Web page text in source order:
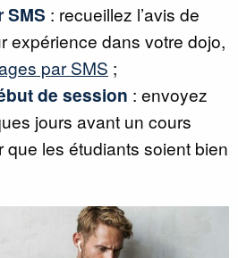
SMS : recueillez l’avis de
expérience dans votre dojo,
par SMS ;
de session : envoyez
jours avant un cours
que les étudiants soient bien